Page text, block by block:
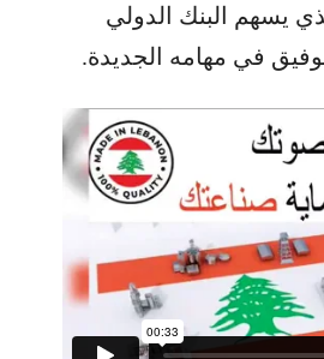
يسهم البنك الدولي
في مهامه الجديدة.